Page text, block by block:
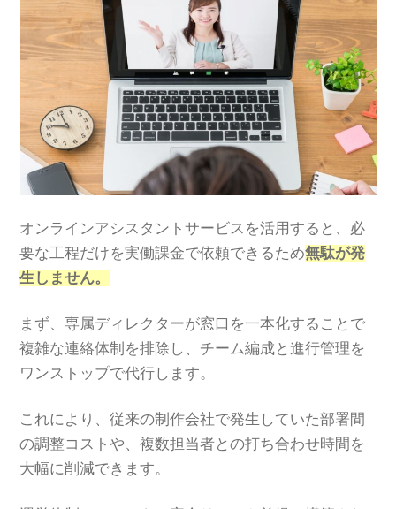
オンラインアシスタントサービスを活用すると、必
要な工程だけを実働課金で依頼できるため無駄が発
生しません。
まず、専属ディレクターが窓口を一本化することで
複雑な連絡体制を排除し、チーム編成と進行管理を
ワンストップで代行します。
これにより、従来の制作会社で発生していた部署間
の調整コストや、複数担当者との打ち合わせ時間を
大幅に削減できます。